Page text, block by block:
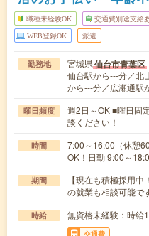
職種未経験OK 交通費別途支給
WEB登録OK 派遣
勤務地 宮城県仙台市青葉区
仙台駅から---分／北
から---分／広瀬通駅
曜日頻度
週2日～OK ■曜日固
談ください！
時間
7:00～16:00（休憩
OK！日勤 9:00～
期間
【現在も積極採用
の就業も相談可能で
時給 無資格未経験：時
交通費